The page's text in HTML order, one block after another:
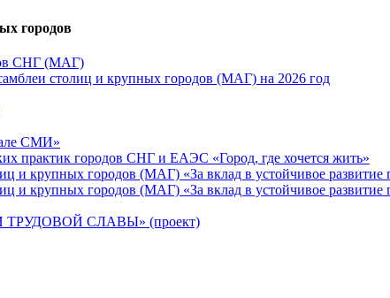
городов
СНГ (МАГ)
столиц и крупных городов (МАГ) на 2026 год
СМИ»
практик городов СНГ и ЕАЭС «Город, где хочется жить»
и крупных городов (МАГ) «За вклад в устойчивое
и крупных городов (МАГ) «За вклад в устойчивое
СЛАВЫ» (проект)